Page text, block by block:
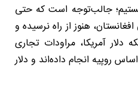
جالب‌توجه است که حتی
هنوز از راه نرسیده و
آمریکا، مراودات تجاری
روپیه انجام داده‌اند و دلار